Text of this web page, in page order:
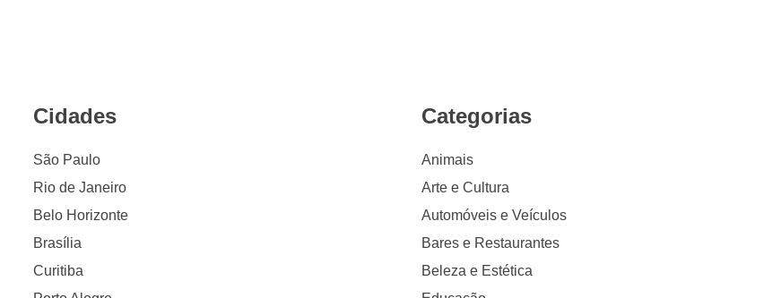
Cidades
São Paulo
Rio de Janeiro
Belo Horizonte
Brasília
Curitiba
Categorias
Animais
Arte e Cultura
Automóveis e Veículos
Bares e Restaurantes
Beleza e Estética